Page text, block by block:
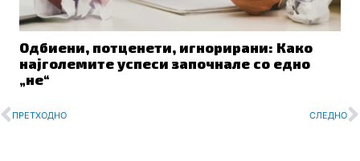
Одбиени, потценети, игнорирани: Како
најголемите успеси започнале со едно
„не“
Prev
ПРЕТХОДНО СЛЕДНО